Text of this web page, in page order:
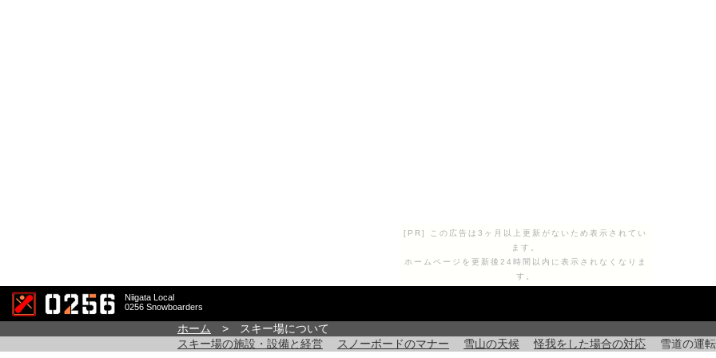
[PR] この広告は3ヶ月以上更新がないため表示されてい
ます。
ホームページを更新後24時間以内に表示されなくなりま
す。
Niigata Local
0256 Snowboarders
ホーム
> スキー場について
スキー場の施設・設備と経営
スノーボードのマナー 雪山の天候 怪我をした場合の対応 雪道の運